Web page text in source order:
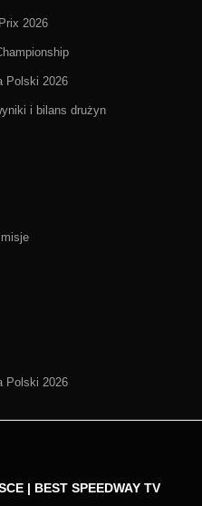
2026
Polski 2026
i bilans drużyn
Polski 2026
| BEST SPEEDWAY TV